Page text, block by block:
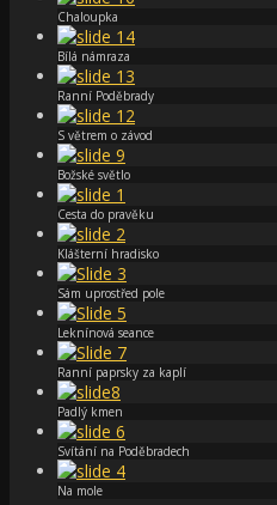
Chaloupka
Bílá námraza
Ranní Poděbrady
S větrem o závod
Božské světlo
Cesta do pravěku
Klášterní hradisko
Sám uprostřed pole
Leknínová seance
Ranní paprsky za kaplí
Padlý kmen
Svítání na Poděbradech
Na mole